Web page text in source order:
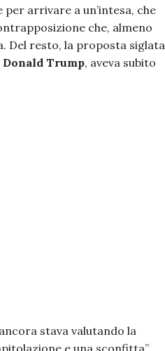
arrivare a un’intesa, che
che, almeno
Del resto, la proposta siglata
Donald Trump, aveva subito
stava valutando la
e una sconfitta”,